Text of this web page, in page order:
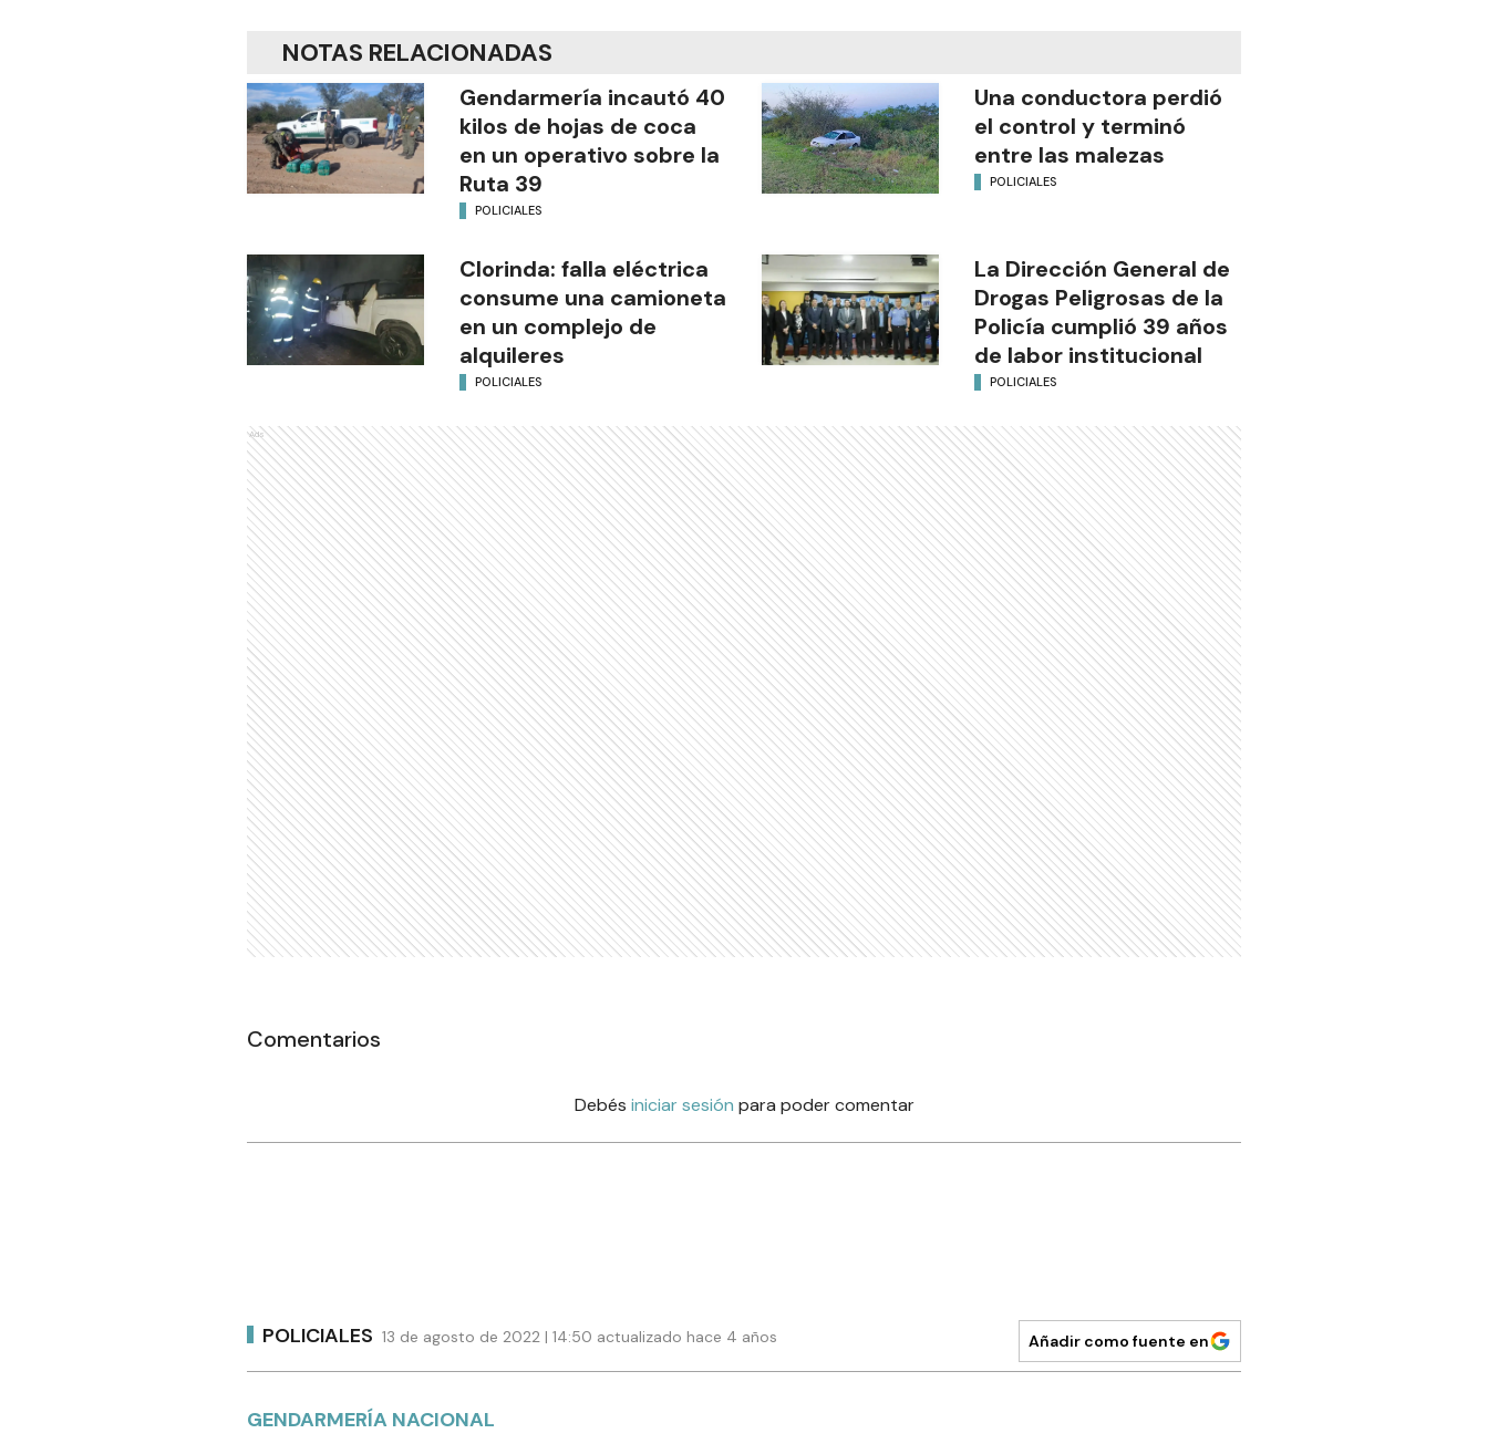
NOTAS RELACIONADAS
Gendarmería incautó 40
kilos de hojas de coca
en un operativo sobre la
Ruta 39
POLICIALES
Una conductora perdió
el control y terminó
entre las malezas
POLICIALES
Clorinda: falla eléctrica
consume una camioneta
en un complejo de
alquileres
POLICIALES
La Dirección General de
Drogas Peligrosas de la
Policía cumplió 39 años
de labor institucional
POLICIALES
Ads
Comentarios
Debés iniciar sesión para poder comentar
POLICIALES 13 de agosto de 2022 | 14:50 actualizado hace 4 años Añadir como fuente en
GENDARMERÍA NACIONAL